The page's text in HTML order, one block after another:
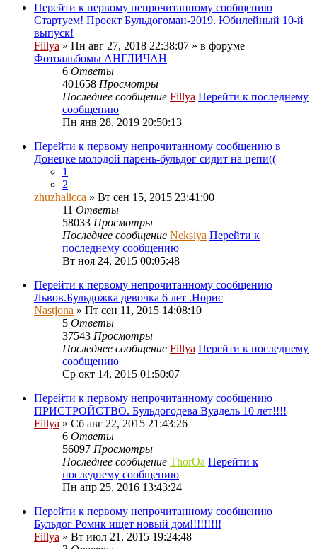
Перейти к первому непрочитанному сообщению
Стартуем! Проект Бульдогоман-2019. Юбилейный 10-й
выпуск!
Fillya » Пн авг 27, 2018 22:38:07 » в форуме
Фотоальбомы АНГЛИЧАН
6 Ответы
401658 Просмотры
Последнее сообщение Fillya Перейти к последнему
сообщению
Пн янв 28, 2019 20:50:13
Перейти к первому непрочитанному сообщению в
Донецке молодой парень-бульдог сидит на цепи((
1
2
zhuzhalicca » Вт сен 15, 2015 23:41:00
11 Ответы
58033 Просмотры
Последнее сообщение Neksiya Перейти к
последнему сообщению
Вт ноя 24, 2015 00:05:48
Перейти к первому непрочитанному сообщению
Львов.Бульдожка девочка 6 лет .Норис
Nastjona » Пт сен 11, 2015 14:08:10
5 Ответы
37543 Просмотры
Последнее сообщение Fillya Перейти к последнему
сообщению
Ср окт 14, 2015 01:50:07
Перейти к первому непрочитанному сообщению
ПРИСТРОЙСТВО. Бульдогодева Вуадель 10 лет!!!!
Fillya » Сб авг 22, 2015 21:43:26
6 Ответы
56097 Просмотры
Последнее сообщение ThorOa Перейти к
последнему сообщению
Пн апр 25, 2016 13:43:24
Перейти к первому непрочитанному сообщению
Бульдог Ромик ищет новый дом!!!!!!!!!
Fillya » Вт июл 21, 2015 19:24:48